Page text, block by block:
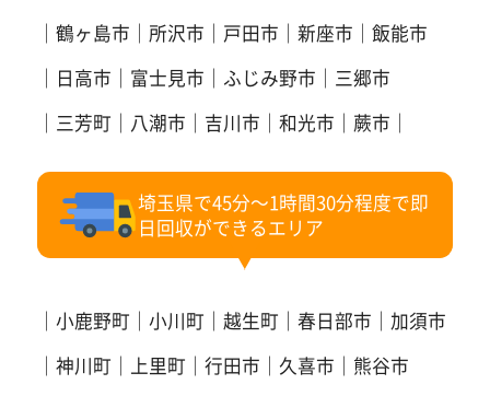
鶴ヶ島市
所沢市 戸田市 新座市
飯能市
日高市
富士見市 ふじみ野市
三郷市
三芳町
八潮市 吉川市 和光市 蕨市
埼玉県で45分～1時間30分程度で即
日回収ができるエリア
小鹿野町 小川町 越生町 春日部市
加須市
神川町
上里町 行田市 久喜市
熊谷市